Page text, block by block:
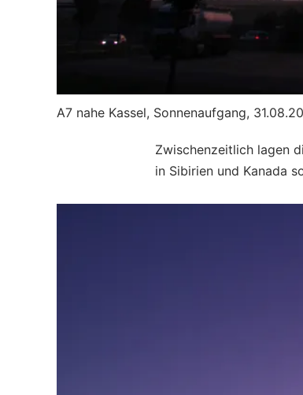
A7 nahe Kassel, Sonnenaufgang,
Zwischenzeitlich lagen
in Sibirien und Kanada